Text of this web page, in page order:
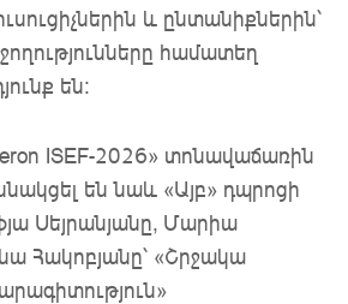
և ընտանիքներին՝
համատեղ
են։
ISEF-2026» տոնավաճառին
են նաև «Այբ» դպրոցի
Սեյրանյանը, Մարիա
Հակոբյանը՝ «Շրջակա